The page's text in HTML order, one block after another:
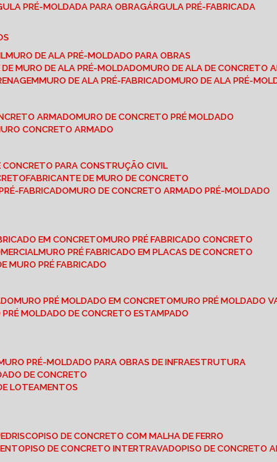
PRÉ-MOLDADA PARA OBRA
GÁRGULA PRÉ-FABRICADA
MURO DE ALA PRÉ-MOLDADO PARA OBRAS
DE MURO DE ALA PRÉ-MOLDADO
MURO DE ALA DE CONCRETO
MURO DE ALA PRÉ-FABRICADO
MURO DE ALA PRÉ-
ARMADO
MURO DE CONCRETO PRÉ MOLDADO
MURO CONCRETO ARMADO
CONCRETO PARA CONSTRUÇÃO CIVIL
FABRICANTE DE MURO DE CONCRETO
FABRICADO
MURO DE CONCRETO ARMADO PRÉ-MOLDADO
EM CONCRETO
MURO PRÉ FABRICADO CONCRETO
MURO PRÉ FABRICADO EM PLACAS DE CONCRETO
MURO PRÉ FABRICADO
MURO PRÉ MOLDADO EM CONCRETO
MURO PRÉ MOLDADO
PRÉ MOLDADO DE CONCRETO ESTAMPADO
MURO PRÉ-MOLDADO PARA OBRAS DE INFRAESTRUTURA
DE CONCRETO
LOTEAMENTOS
PISO DE CONCRETO COM MALHA DE FERRO
PISO DE CONCRETO INTERTRAVADO PISO DE CONCRETO